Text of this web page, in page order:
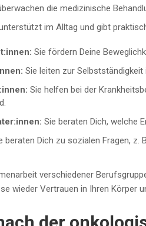
die medizinische
im Alltag und gibt
Sie fördern Deine
Sie leiten zur
Sie helfen bei der
Sie beraten Dich, welche
beraten Dich zu sozialen Fragen, z.
verschiedener
wieder Vertrauen in Ihren Körper